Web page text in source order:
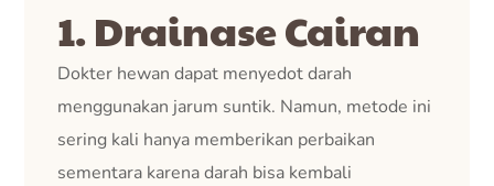
1. Drainase Cairan
Dokter hewan dapat menyedot darah
menggunakan jarum suntik. Namun, metode ini
sering kali hanya memberikan perbaikan
sementara karena darah bisa kembali